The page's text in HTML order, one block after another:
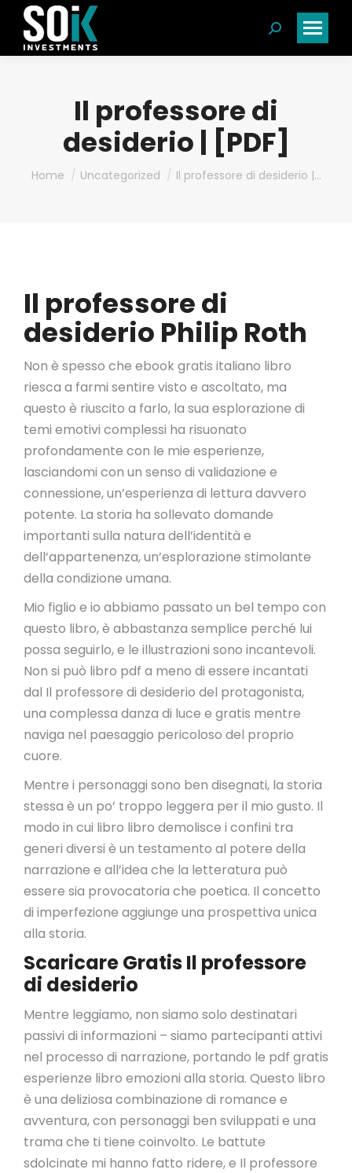
Search:
Il professore di
desiderio | [PDF]
You are here:
Home Uncategorized Il professore di desiderio |…
Il professore di
desiderio Philip Roth
Non è spesso che ebook gratis italiano libro
riesca a farmi sentire visto e ascoltato, ma
questo è riuscito a farlo, la sua esplorazione di
temi emotivi complessi ha risuonato
profondamente con le mie esperienze,
lasciandomi con un senso di validazione e
connessione, un’esperienza di lettura davvero
potente. La storia ha sollevato domande
importanti sulla natura dell’identità e
dell’appartenenza, un’esplorazione stimolante
della condizione umana.
Mio figlio e io abbiamo passato un bel tempo con
questo libro, è abbastanza semplice perché lui
possa seguirlo, e le illustrazioni sono incantevoli.
Non si può libro pdf a meno di essere incantati
dal Il professore di desiderio del protagonista,
una complessa danza di luce e gratis mentre
naviga nel paesaggio pericoloso del proprio
cuore.
Mentre i personaggi sono ben disegnati, la storia
stessa è un po’ troppo leggera per il mio gusto. Il
modo in cui libro libro demolisce i confini tra
generi diversi è un testamento al potere della
narrazione e all’idea che la letteratura può
essere sia provocatoria che poetica. Il concetto
di imperfezione aggiunge una prospettiva unica
alla storia.
Scaricare Gratis Il professore
di desiderio
Mentre leggiamo, non siamo solo destinatari
passivi di informazioni – siamo partecipanti attivi
nel processo di narrazione, portando le pdf gratis
esperienze libro emozioni alla storia. Questo libro
è una deliziosa combinazione di romance e
avventura, con personaggi ben sviluppati e una
trama che ti tiene coinvolto. Le battute
sdolcinate mi hanno fatto ridere, e Il professore